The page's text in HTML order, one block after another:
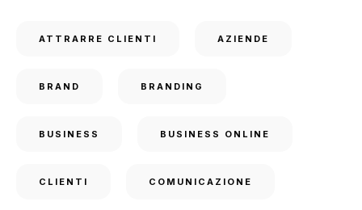
ATTRARRE CLIENTI AZIENDE
BRAND BRANDING
BUSINESS BUSINESS ONLINE
CLIENTI COMUNICAZIONE